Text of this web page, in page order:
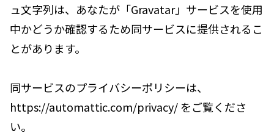
ュ文字列は、あなたが「Gravatar」サービスを使用
中かどうか確認するため同サービスに提供されるこ
とがあります。
同サービスのプライバシーポリシーは、
https://automattic.com/privacy/ をご覧くださ
い。